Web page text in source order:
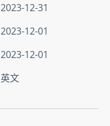
2023-12-31
2023-12-01
2023-12-01
英文